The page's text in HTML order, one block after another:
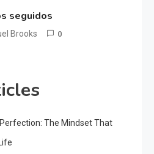
seguidos
Brooks 0
The Mindset That